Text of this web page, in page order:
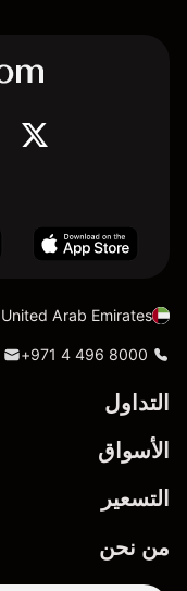
United Arab Emirates
+971 4 496 8000
التداول
الأسواق
التسعير
من نحن